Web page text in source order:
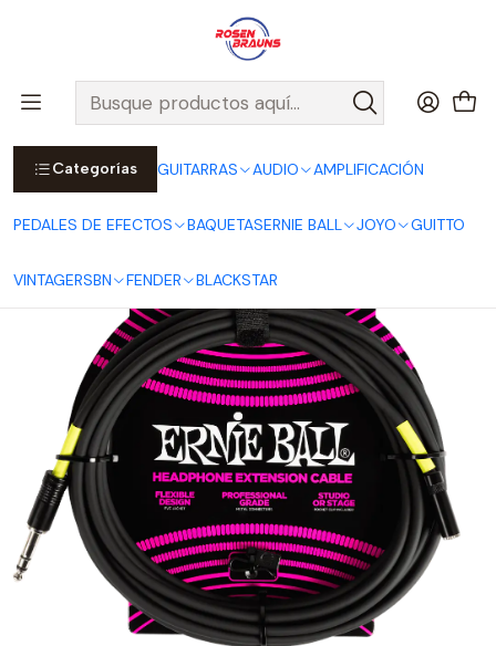
Categorías GUITARRAS AUDIO AMPLIFICACIÓN
PEDALES DE EFECTOS BAQUETASERNIE BALL JOYO GUITTO
VINTAGERSBN FENDER BLACKSTAR
Por compras sobre $25.000 en Santiago urbano, Colina o
Padre Hurtado, incluimos el despacho!
Ver Detalles
Inicio ERNIE BALL
CABLES ERNIE BALL
Cable Extensión de Audífonos 1/4 a 3.5mm Black - 6m P06423